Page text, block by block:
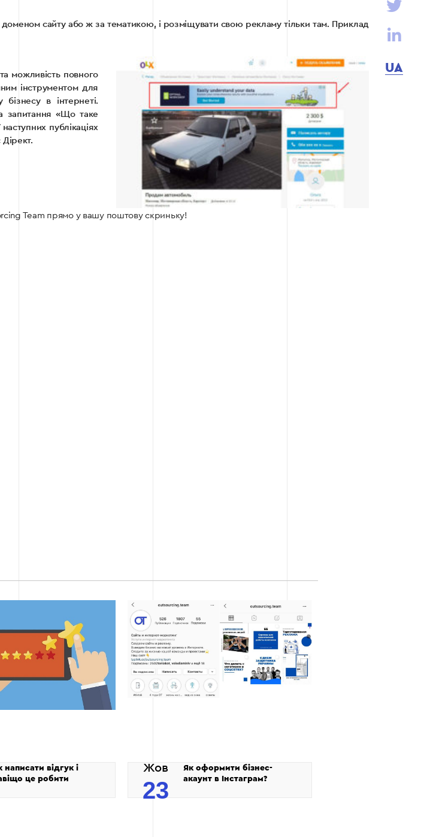
UA
сайту або ж за тематикою, і розміщувати свою рекламу тільки там. Приклад
можливість повного
інструментом для
в інтернеті.
запитання «Що таке
публікаціях
Team прямо у вашу поштову скриньку!
написати відгук і
це робити
Жов
23
Як оформити бізнес-
акаунт в Інстаграм?